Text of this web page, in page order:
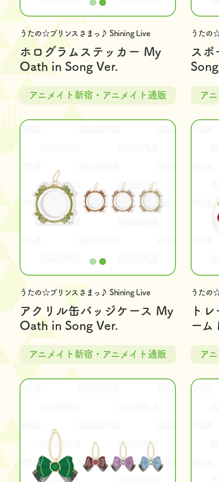
うたの☆プリンスさまっ♪ Shining Live
ホログラムステッカー My
Oath in Song Ver.
アニメイト新宿・アニメイト通販
うたの
ス
ア
うたの☆プリンスさまっ♪ Shining Live
アクリル缶バッジケース My
Oath in Song Ver.
アニメイト新宿・アニメイト通販
うたの
ト
ー
ア